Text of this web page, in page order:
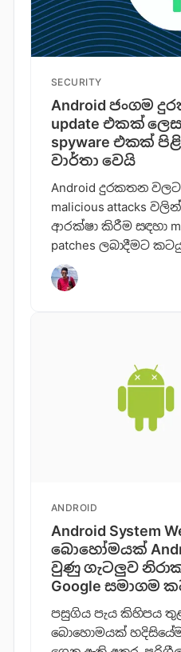
SECURITY
Android ජංගම
update එකක්
spyware එකක්
වාර්තා වෙයි
Android දුරකතන
malicious attacks
ආරක්ෂා කිරීම සඳහා
patches ලබාදීමට
ANDROID
Android System
බොහෝමයක්
වුණු ගැටලුව
Google සමාගම
පසුගිය පැය කිහිපය තුළ
බොහොමයක් හදිසියේම